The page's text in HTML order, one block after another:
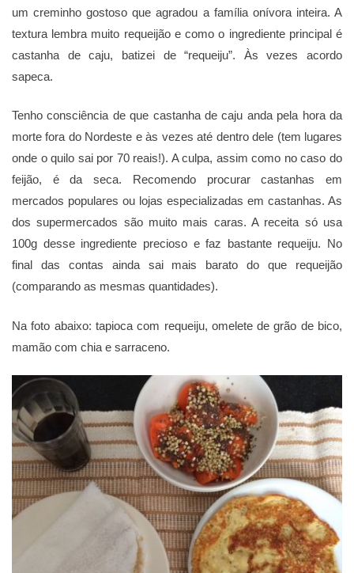
um creminho gostoso que agradou a família onívora inteira. A
textura lembra muito requeijão e como o ingrediente principal é
castanha de caju, batizei de “requeiju”. Às vezes acordo
sapeca.
Tenho consciência de que castanha de caju anda pela hora da
morte fora do Nordeste e às vezes até dentro dele (tem lugares
onde o quilo sai por 70 reais!). A culpa, assim como no caso do
feijão, é da seca. Recomendo procurar castanhas em
mercados populares ou lojas especializadas em castanhas. As
dos supermercados são muito mais caras. A receita só usa
100g desse ingrediente precioso e faz bastante requeiju. No
final das contas ainda sai mais barato do que requeijão
(comparando as mesmas quantidades).
Na foto abaixo: tapioca com requeiju, omelete de grão de bico,
mamão com chia e sarraceno.